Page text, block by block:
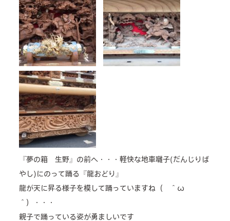
『夢の箱 生野』の前へ・・・軽快な地車囃子(だんじりば
やし)にのって踊る『龍おどり』
龍が天に昇る様子を模して踊っていますね（ ＾ω
＾）・・・
親子で踊っている姿が勇ましいです